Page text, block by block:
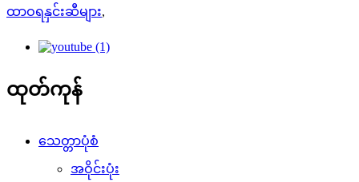
ထာဝရနှင်းဆီများ,
ထုတ်ကုန်
သေတ္တာပုံစံ
အဝိုင်းပုံး